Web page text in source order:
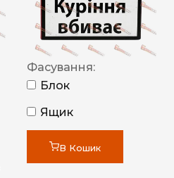
Фасування:
Блок
Ящик
В Кошик